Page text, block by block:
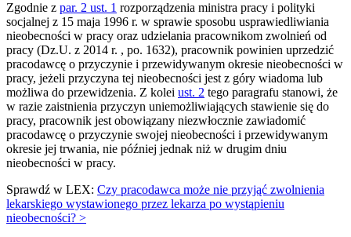
Zgodnie z par. 2 ust. 1 rozporządzenia ministra pracy i polityki
socjalnej z 15 maja 1996 r. w sprawie sposobu usprawiedliwiania
nieobecności w pracy oraz udzielania pracownikom zwolnień od
pracy (Dz.U. z 2014 r. , po. 1632), pracownik powinien uprzedzić
pracodawcę o przyczynie i przewidywanym okresie nieobecności w
pracy, jeżeli przyczyna tej nieobecności jest z góry wiadoma lub
możliwa do przewidzenia. Z kolei ust. 2 tego paragrafu stanowi, że
w razie zaistnienia przyczyn uniemożliwiających stawienie się do
pracy, pracownik jest obowiązany niezwłocznie zawiadomić
pracodawcę o przyczynie swojej nieobecności i przewidywanym
okresie jej trwania, nie później jednak niż w drugim dniu
nieobecności w pracy.
Sprawdź w LEX: Czy pracodawca może nie przyjąć zwolnienia
lekarskiego wystawionego przez lekarza po wystąpieniu
nieobecności? >